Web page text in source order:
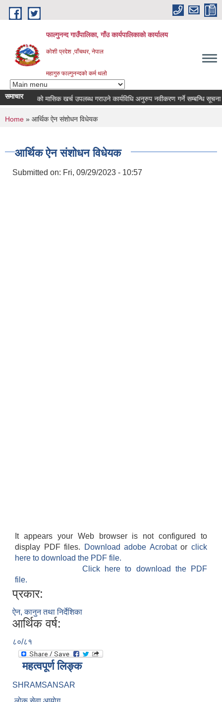
Skip to main content
फाल्गुनन्द गाउँपालिका, गाँउ कार्यपालिकाको कार्यालय
कोशी प्रदेश ,पाँचथर, नेपाल
महागुरु फाल्गुनन्दको कर्म थलो
समाचार
विरामीहरुको मासिक खर्च उपलब्ध गराउने कार्यविधि अनुरुप नवीकरण गर्ने सम्बन्धि सूचना |
You are here
Home » आर्थिक ऐन संशोधन विधेयक
आर्थिक ऐन संशोधन विधेयक
Submitted on: Fri, 09/29/2023 - 10:57
It appears your Web browser is not configured to
display PDF files.
Download adobe Acrobatorclick
here to download the PDF file.
Click here to download the PDF
file.
प्रकार:
ऐन, कानुन तथा निर्देशिका
आर्थिक वर्ष:
८०/८१
महत्वपूर्ण लिङ्क
SHRAMSANSAR